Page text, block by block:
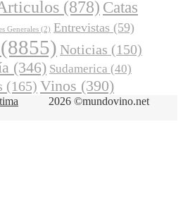
(878)Catas
Generales(2) Entrevistas(59)
Noticias(150)
(346) Sudamerica(40)